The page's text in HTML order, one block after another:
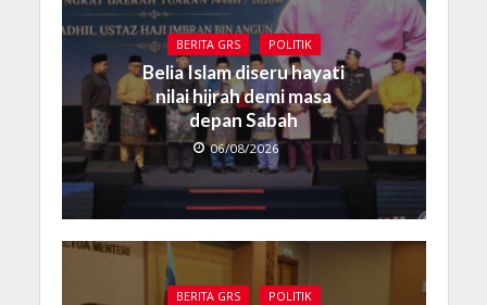
BERITA GRS POLITIK
Belia Islam diseru hayati
nilai hijrah demi masa
depan Sabah
06/08/2026
BERITA GRS POLITIK